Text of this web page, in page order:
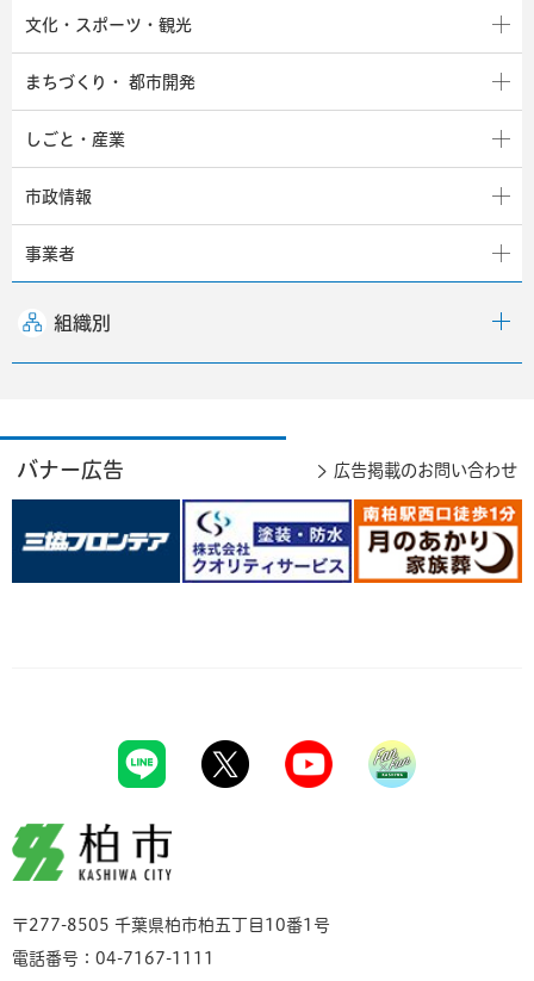
文化・スポーツ・観光
まちづくり・ 都市開発
しごと・産業
市政情報
事業者
組織別
バナー広告 広告掲載のお問い合わせ
柏市
〒277-8505 千葉県柏市柏五丁目10番1号
電話番号：04-7167-1111